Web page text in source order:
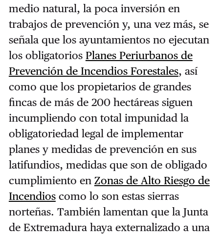
medio natural, la poca inversión en
trabajos de prevención y, una vez más, se
señala que los ayuntamientos no ejecutan
los obligatorios Planes Periurbanos de
Prevención de Incendios Forestales, así
como que los propietarios de grandes
fincas de más de 200 hectáreas siguen
incumpliendo con total impunidad la
obligatoriedad legal de implementar
planes y medidas de prevención en sus
latifundios, medidas que son de obligado
cumplimiento en Zonas de Alto Riesgo de
Incendioscomo lo son estas sierras
norteñas. También lamentan que la Junta
de Extremadura haya externalizado a una